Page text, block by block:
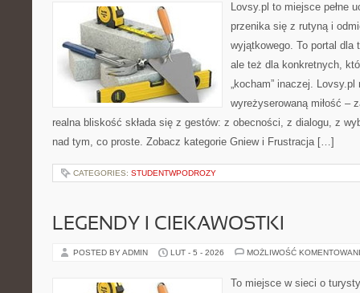
Lovsy.pl to miejsce pełne
przenika się z rutyną i
wyjątkowego. To portal
ale też dla konkretnych,
„kocham” inaczej. Lovsy.pl
wyreżyserowaną miłość –
realna bliskość składa się z gestów: z obecności, z dialogu, z
nad tym, co proste. Zobacz kategorie Gniew i Frustracja […]
CATEGORIES: STUDENTWPODROZY
LEGENDY I CIEKAWOSTKI
POSTED BY ADMIN LUT - 5 - 2026 MOŻLIWOŚĆ
To miejsce w sieci o